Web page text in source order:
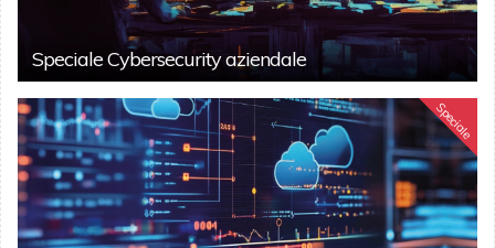
Speciale Cybersecurity aziendale
Speciale